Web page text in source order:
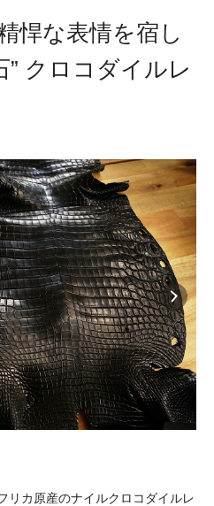
悍な表情を宿し
” クロコダイルレ
リカ原産のナイルクロコダイルレ